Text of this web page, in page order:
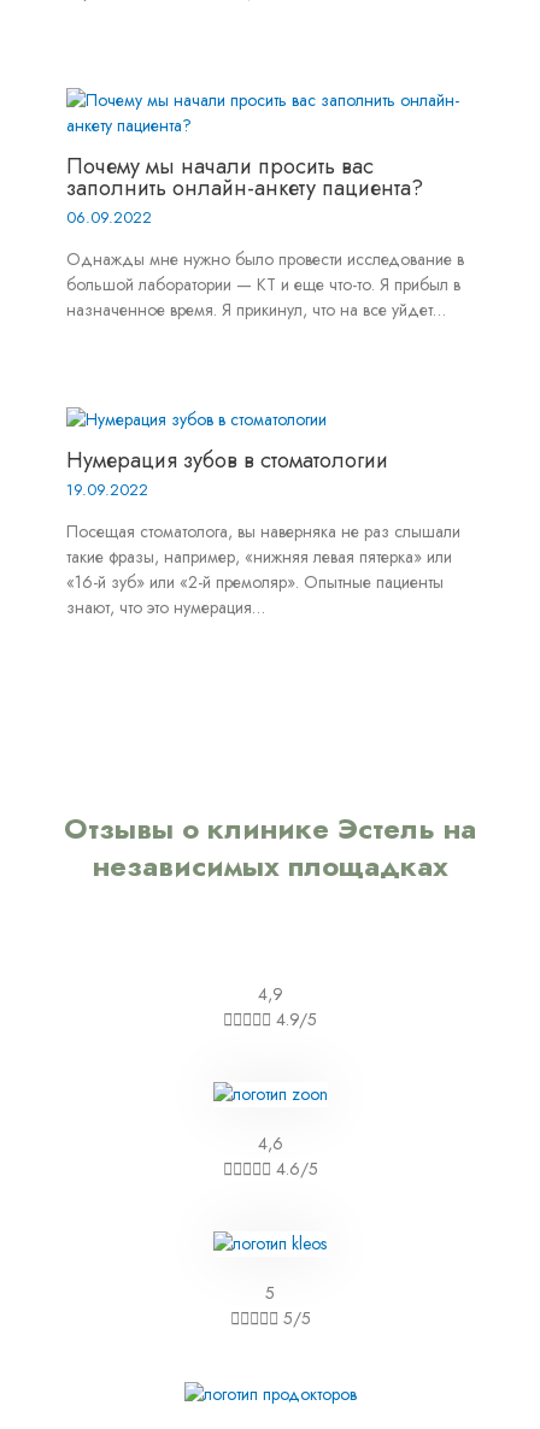
Почему мы начали просить вас
заполнить онлайн-анкету пациента?
06.09.2022
Однажды мне нужно было провести исследование в
большой лаборатории — КТ и еще что-то. Я прибыл в
назначенное время. Я прикинул, что на все уйдет…
Нумерация зубов в стоматологии
19.09.2022
Посещая стоматолога, вы наверняка не раз слышали
такие фразы, например, «нижняя левая пятерка» или
«16-й зуб» или «2-й премоляр». Опытные пациенты
знают, что это нумерация…
Отзывы о клинике Эстель на
независимых площадках
4,9
 4.9/5
4,6
 4.6/5
5
 5/5